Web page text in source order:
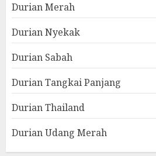
Durian Merah
Durian Nyekak
Durian Sabah
Durian Tangkai Panjang
Durian Thailand
Durian Udang Merah